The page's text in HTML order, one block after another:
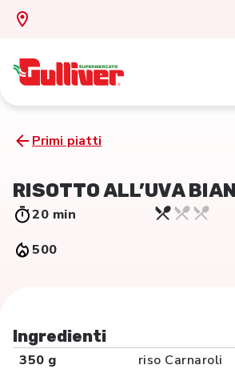
Primi piatti
RISOTTO ALL’UVA
20 min
500
Ingredienti
350 g
riso Carnaroli